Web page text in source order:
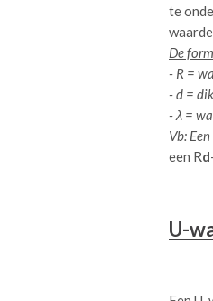
te
De
- R =
- d =
- λ =
Vb:
een Rd
U-